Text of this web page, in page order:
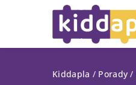
Kiddapla / Porady /